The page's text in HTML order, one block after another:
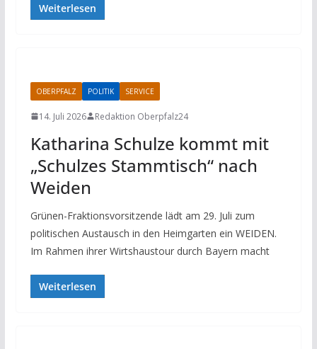
Weiterlesen
OBERPFALZ POLITIK SERVICE
14. Juli 2026 Redaktion Oberpfalz24
Katharina Schulze kommt mit
„Schulzes Stammtisch“ nach
Weiden
Grünen-Fraktionsvorsitzende lädt am 29. Juli zum
politischen Austausch in den Heimgarten ein WEIDEN.
Im Rahmen ihrer Wirtshaustour durch Bayern macht
Weiterlesen